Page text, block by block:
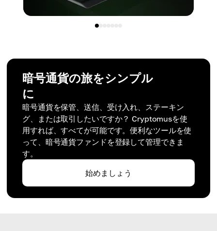
暗号通貨の旅をシンプル
に
暗号通貨を保管、送信、受け入れ、ステーキン
グ、または取引したいですか？ Cryptomusを使
用すれば、すべてが可能です。便利なツールを使
って、暗号通貨ファンドを登録して管理できま
す。
始めましょう